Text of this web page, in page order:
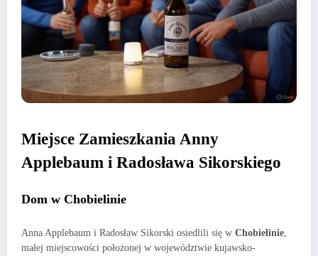
Miejsce Zamieszkania Anny
Applebaum i Radosława Sikorskiego
Dom w Chobielinie
Anna Applebaum i Radosław Sikorski osiedlili się w Chobielinie
małej miejscowości położonej w województwie kujawsko-